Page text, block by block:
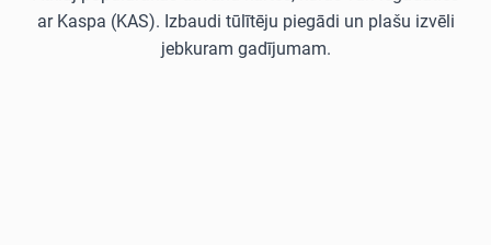
ar Kaspa (KAS). Izbaudi tūlītēju piegādi un plašu izvēli
jebkuram gadījumam.